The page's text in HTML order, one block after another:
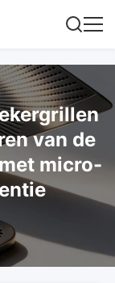
van de
micro-